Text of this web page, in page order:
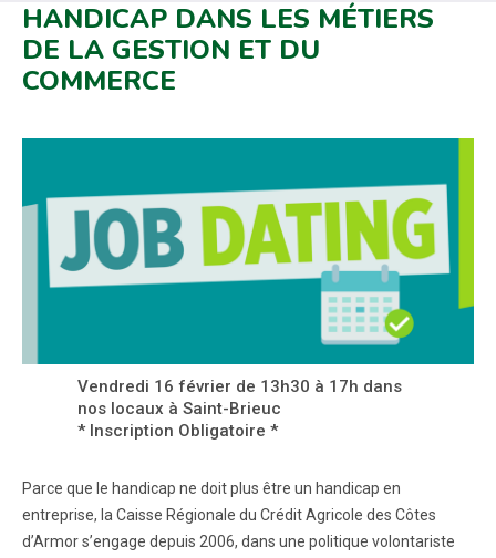
HANDICAP DANS LES MÉTIERS
DE LA GESTION ET DU
COMMERCE
Vendredi 16 février de 13h30 à 17h dans
nos locaux à Saint-Brieuc
* Inscription Obligatoire *
Parce que le handicap ne doit plus être un handicap en
entreprise, la Caisse Régionale du Crédit Agricole des Côtes
d’Armor s’engage depuis 2006, dans une politique volontariste